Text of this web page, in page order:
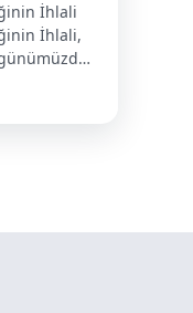
İhlali
İhlali,
Özel